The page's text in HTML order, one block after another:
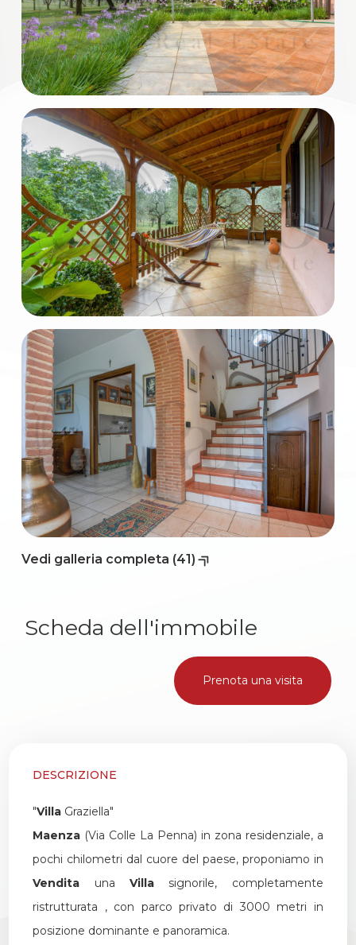
Vedi galleria completa (41)
Scheda dell'immobile
Prenota una visita
DESCRIZIONE
"Villa Graziella"
Maenza (Via Colle La Penna) in zona residenziale, a
pochi chilometri dal cuore del paese, proponiamo in
Vendita una Villa signorile, completamente
ristrutturata , con parco privato di 3000 metri in
posizione dominante e panoramica.
5+
Bagni
minimi
Qualsiasi
1
2
3
5
5+
Camere
minime
Qualsiasi
2
5
5+
Altre
opzioni
multiscelta